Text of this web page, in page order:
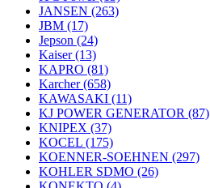
JANSEN (263)
JBM (17)
Jepson (24)
Kaiser(13)
KAPRO (81)
Karcher(658)
KAWASAKI (11)
KJ POWER GENERATOR (87)
KNIPEX (37)
KOCEL (175)
KOENNER-SOEHNEN (297)
KOHLER SDMO (26)